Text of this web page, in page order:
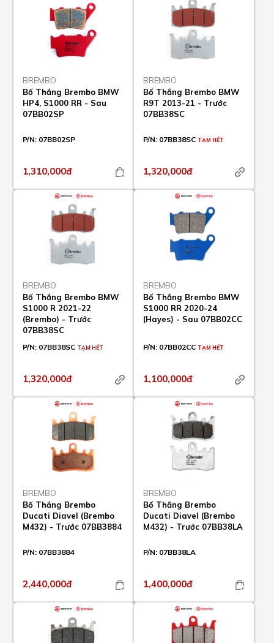
BREMBO
Bố Thắng Brembo BMW
HP4, S1000 RR - Sau
07BB02SP
P/N: 07BB02SP
1,310,000đ
BREMBO
Bố Thắng Brembo BMW
R9T 2013-21 - Trước
07BB38SC
P/N: 07BB38SC TẠM HẾT
1,320,000đ
BREMBO
Bố Thắng Brembo BMW
S1000 R 2021-22
(Brembo) - Trước
07BB38SC
P/N: 07BB38SC TẠM HẾT
1,320,000đ
BREMBO
Bố Thắng Brembo BMW
S1000 RR 2020-24
(Hayes) - Sau 07BB02CC
P/N: 07BB02CC TẠM HẾT
1,100,000đ
BREMBO
Bố Thắng Brembo
Ducati Diavel (Brembo
M432) - Trước 07BB3884
P/N: 07BB3884
2,440,000đ
BREMBO
Bố Thắng Brembo
Ducati Diavel (Brembo
M432) - Trước 07BB38LA
P/N: 07BB38LA
1,400,000đ